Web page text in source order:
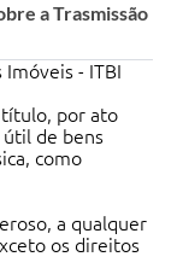
a Trasmissão
- ITBI
título, por ato
de bens
como
a qualquer
os direitos